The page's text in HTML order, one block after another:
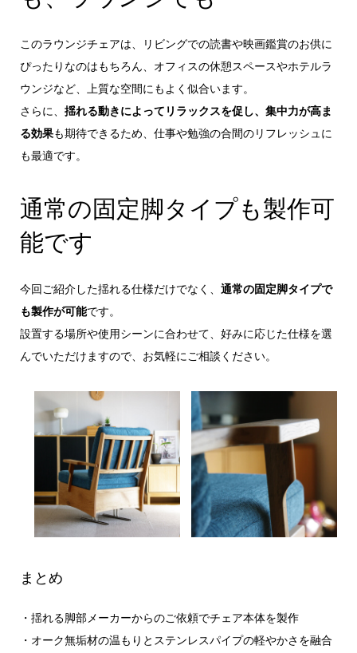
このラウンジチェアは、リビングでの読書や映画鑑賞のお供に
ぴったりなのはもちろん、オフィスの休憩スペースやホテルラ
ウンジなど、上質な空間にもよく似合います。
さらに、 揺れる動きによってリラックスを促し、集中力が高ま
る効果も期待できるため、仕事や勉強の合間のリフレッシュに
も最適です。
通常の固定脚タイプも製作可
能です
今回ご紹介した揺れる仕様だけでなく、 通常の固定脚タイプで
も製作が可能です。
設置する場所や使用シーンに合わせて、好みに応じた仕様を選
んでいただけますので、お気軽にご相談ください。
まとめ
・揺れる脚部メーカーからのご依頼でチェア本体を製作
・オーク無垢材の温もりとステンレスパイプの軽やかさを融合